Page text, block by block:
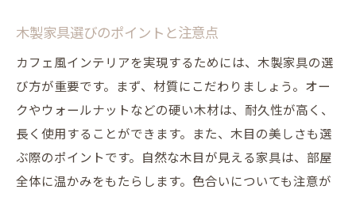
木製家具と観葉植物のコーディネート術
木製家具の選び方と観葉植物の配置ポイン
カフェ風インテリアに合う植物の選び方
木製家具と観葉植物の組み合わせで作る癒
し空間
カフェ風インテリアを引き立てる植物アレ
木製家具選びのポイントと注意点
カフェ風インテリアを実現するためには、木製家具の選
び方が重要です。まず、材質にこだわりましょう。オー
クやウォールナットなどの硬い木材は、耐久性が高く、
長く使用することができます。また、木目の美しさも選
ぶ際のポイントです。自然な木目が見える家具は、部屋
全体に温かみをもたらします。色合いについても注意が